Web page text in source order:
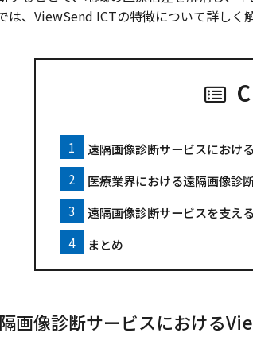
は、ViewSend ICTの特徴について詳しく
遠隔画像診断サービスにおけ
医療業界における遠隔画像診
遠隔画像診断サービスを支え
まとめ
画像診断サービスにおける